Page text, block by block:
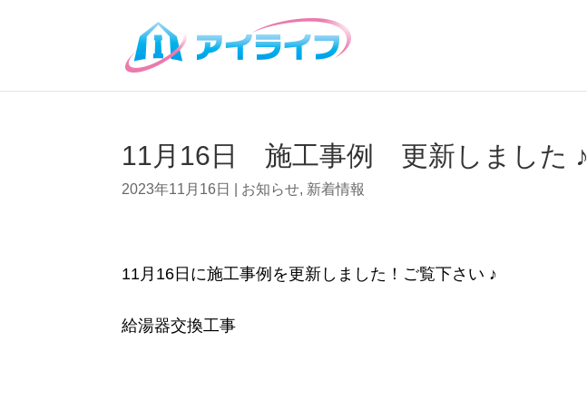
11月16日 施工事例 更新しました ♪
2023年11月16日 お知らせ, 新着情報
11月16日に施工事例を更新しました！ご覧下さい ♪
給湯器交換工事